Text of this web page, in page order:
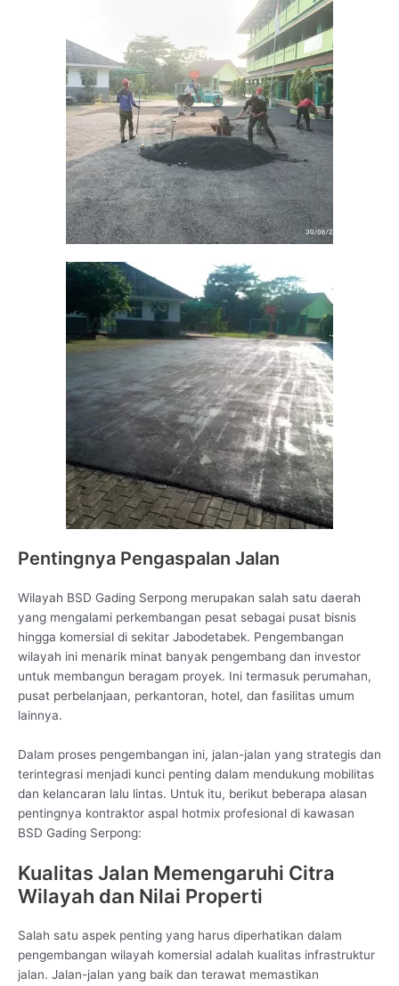
Pentingnya Pengaspalan Jalan
Wilayah BSD Gading Serpong merupakan salah satu daerah
yang mengalami perkembangan pesat sebagai pusat bisnis
hingga komersial di sekitar Jabodetabek. Pengembangan
wilayah ini menarik minat banyak pengembang dan investor
untuk membangun beragam proyek. Ini termasuk perumahan,
pusat perbelanjaan, perkantoran, hotel, dan fasilitas umum
lainnya.
Dalam proses pengembangan ini, jalan-jalan yang strategis dan
terintegrasi menjadi kunci penting dalam mendukung mobilitas
dan kelancaran lalu lintas. Untuk itu, berikut beberapa alasan
pentingnya kontraktor aspal hotmix profesional di kawasan
BSD Gading Serpong:
Kualitas Jalan Memengaruhi Citra
Wilayah dan Nilai Properti
Salah satu aspek penting yang harus diperhatikan dalam
pengembangan wilayah komersial adalah kualitas infrastruktur
jalan. Jalan-jalan yang baik dan terawat memastikan